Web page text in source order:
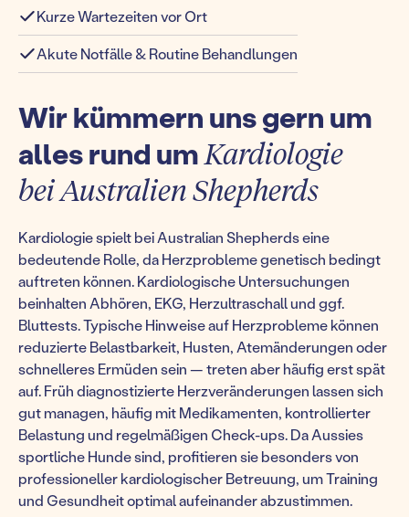
Kurze Wartezeiten vor Ort
Akute Notfälle & Routine Behandlungen
Wir kümmern uns gern um
alles rund umKardiologie
bei Australien Shepherds
Kardiologie spielt bei Australian Shepherds eine
bedeutende Rolle, da Herzprobleme genetisch bedingt
auftreten können. Kardiologische Untersuchungen
beinhalten Abhören, EKG, Herzultraschall und ggf.
Bluttests. Typische Hinweise auf Herzprobleme können
reduzierte Belastbarkeit, Husten, Atemänderungen oder
schnelleres Ermüden sein — treten aber häufig erst spät
auf. Früh diagnostizierte Herzveränderungen lassen sich
gut managen, häufig mit Medikamenten, kontrollierter
Belastung und regelmäßigen Check-ups. Da Aussies
sportliche Hunde sind, profitieren sie besonders von
professioneller kardiologischer Betreuung, um Training
und Gesundheit optimal aufeinander abzustimmen.